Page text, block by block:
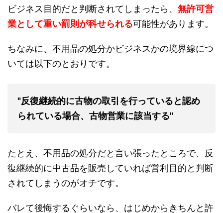
ビジネス目的だと判断されてしまったら、 無許可営
業として重い罰則が科せられる可能性があります。
ちなみに、不用品の処分かビジネスかの境界線につ
いては以下のとおりです。
"反復継続的に古物の取引を行っていると認め
られている場合、古物営業に該当する"
たとえ、不用品の処分だと言い張ったところで、反
復継続的に中古品を販売していれば営利目的と判断
されてしまうのがオチです。
バレて後悔するぐらいなら、はじめからきちんと許